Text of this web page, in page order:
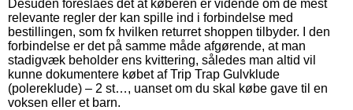
Desuden foreslåes det at køberen er vidende om de mest
relevante regler der kan spille ind i forbindelse med
bestillingen, som fx hvilken returret shoppen tilbyder. I den
forbindelse er det på samme måde afgørende, at man
stadigvæk beholder ens kvittering, således man altid vil
kunne dokumentere købet af Trip Trap Gulvklude
(polereklude) – 2 st…, uanset om du skal købe gave til en
voksen eller et barn.